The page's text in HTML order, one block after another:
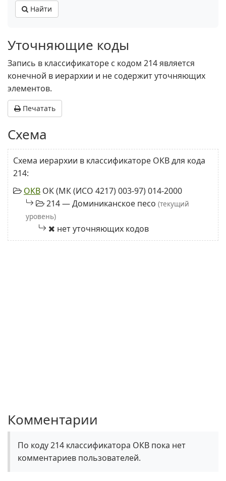
Найти
Уточняющие коды
Запись в классификаторе с кодом 214 является
конечной в иерархии и не содержит уточняющих
элементов.
Печатать
Схема
Схема иерархии в классификаторе ОКВ для кода
214:
ОКВ ОК (МК (ИСО 4217) 003-97) 014-2000
214 — Доминиканское песо (текущий
уровень)
нет уточняющих кодов
Комментарии
По коду 214 классификатора ОКВ пока нет
комментариев пользователей.